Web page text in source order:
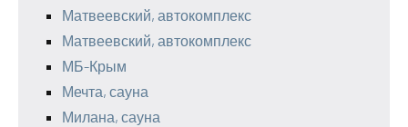
Матвеевский, автокомплекс
Матвеевский, автокомплекс
МБ-Крым
Мечта, сауна
Милана, сауна